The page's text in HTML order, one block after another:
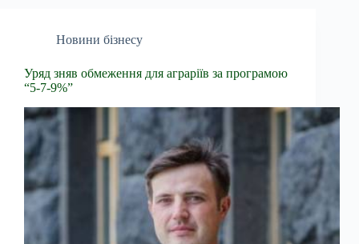
Новини бізнесу
Уряд зняв обмеження для аграріїв за програмою
“5-7-9%”